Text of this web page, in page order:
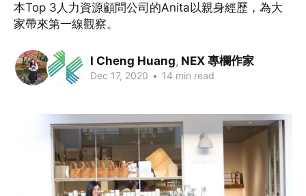
本Top 3人力資源顧問公司的Anita以親身經歷，為大
家帶來第一線觀察。
I Cheng Huang, NEX 專欄作家
Dec 17, 2020 • 14 min read